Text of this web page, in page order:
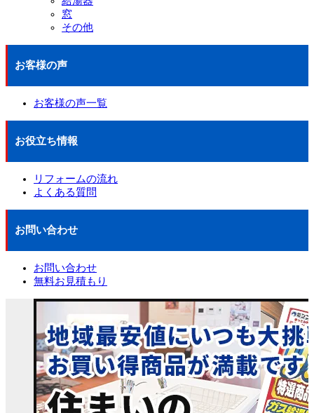
窓
その他
お客様の声
お客様の声一覧
お役立ち情報
リフォームの流れ
よくある質問
お問い合わせ
お問い合わせ
無料お見積もり